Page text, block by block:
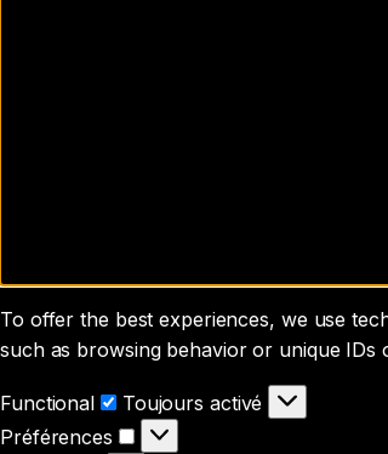
To offer the best experiences, we use
such as browsing behavior or unique IDs
Functional Functional
Toujours activé
Préférences
Préférences